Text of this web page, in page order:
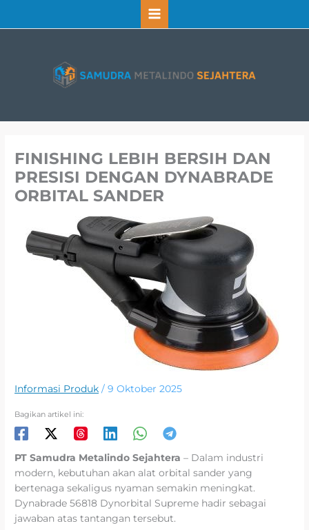
FINISHING LEBIH BERSIH DAN
PRESISI DENGAN DYNABRADE
ORBITAL SANDER
Informasi Produk /9 Oktober 2025
Bagikan artikel ini:
PT Samudra Metalindo Sejahtera– Dalam industri
modern, kebutuhan akan alat orbital sander yang
bertenaga sekaligus nyaman semakin meningkat.
Dynabrade 56818 Dynorbital Supreme hadir sebagai
jawaban atas tantangan tersebut.